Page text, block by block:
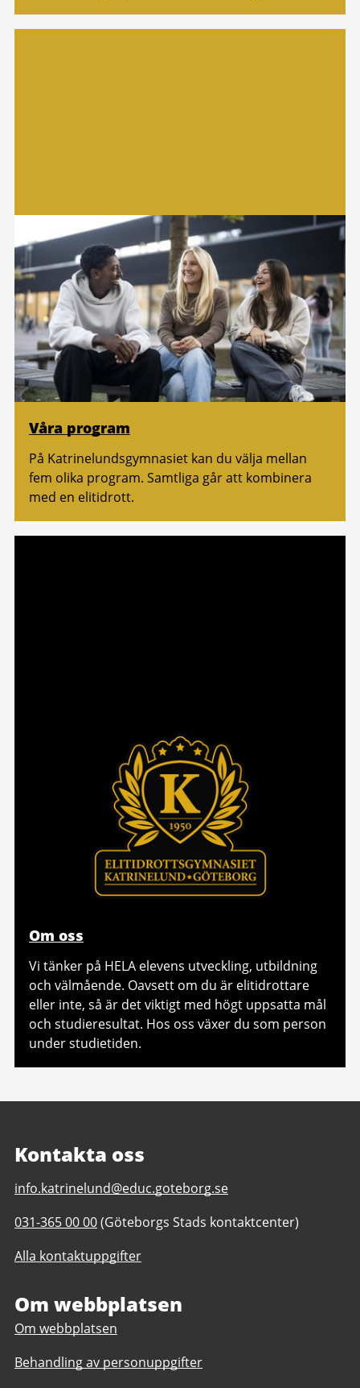
Våra program
På Katrinelundsgymnasiet kan du välja mellan
fem olika program. Samtliga går att kombinera
med en elitidrott.
Om oss
Vi tänker på HELA elevens utveckling, utbildning
och välmående. Oavsett om du är elitidrottare
eller inte, så är det viktigt med högt uppsatta mål
och studieresultat. Hos oss växer du som person
under studietiden.
Kontakta oss
E-
till
Katrinelundsgymnasiet
info.katrinelund@educ.goteborg.se
Telefonnummer
Katrinelundsgymnasiet
031-365 00 00(Göteborgs Stads kontaktcenter)
Alla kontaktuppgifter
Om webbplatsen
Om webbplatsen
Behandling av personuppgifter